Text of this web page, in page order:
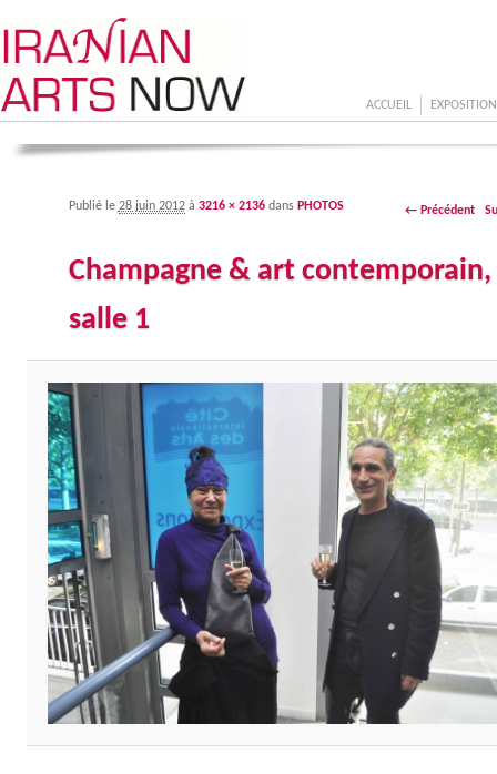
Menu principal
ALLER AU CONTENU
ALLER AU CONTENU
ACCUEIL EXPOSITION
Navigation des
← Précédent
Champagne & art contemporain,
salle 1
Publié le 28 juin 2012à 3216 × 2136dans PHOTOS